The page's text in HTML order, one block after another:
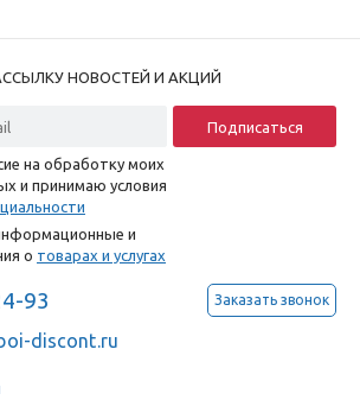
НОВОСТЕЙ И АКЦИЙ
на обработку моих
и принимаю условия
и
о товарах и услугах
93 Заказать звонок
discont.ru